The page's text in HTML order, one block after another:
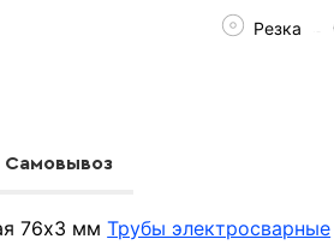
Резка
Самовывоз
76х3 ммТрубы электросварные